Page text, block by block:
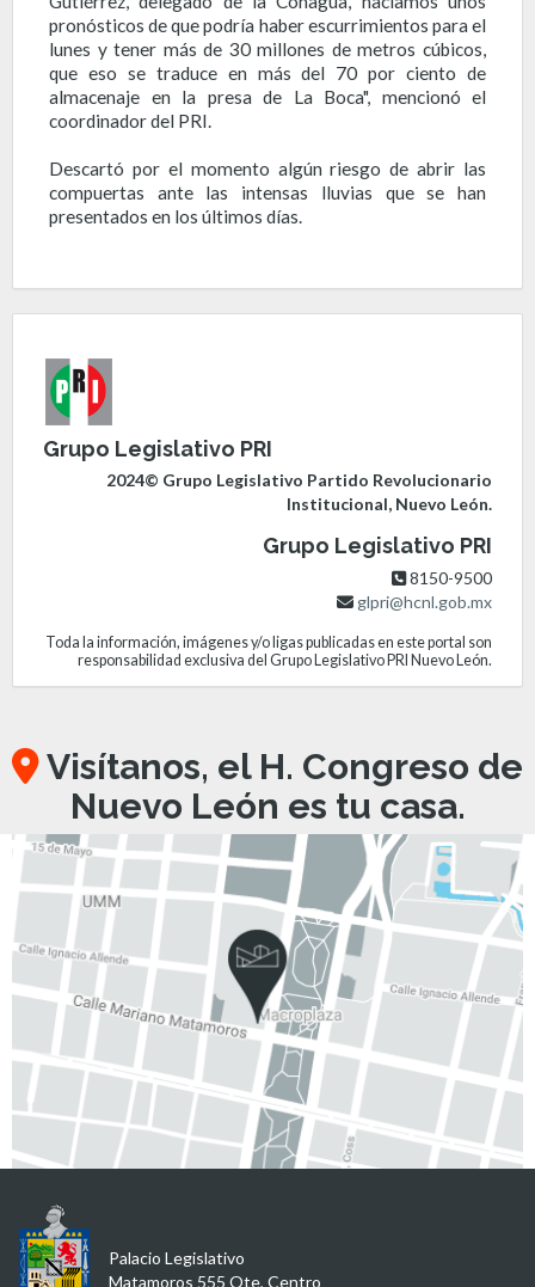
pronósticos de que podría haber escurrimientos para el
lunes y tener más de 30 millones de metros cúbicos,
que eso se traduce en más del 70 por ciento de
almacenaje en la presa de La Boca", mencionó el
coordinador del PRI.
Descartó por el momento algún riesgo de abrir las
compuertas ante las intensas lluvias que se han
presentados en los últimos días.
Grupo Legislativo PRI
2024© Grupo Legislativo Partido Revolucionario
Institucional, Nuevo León.
Grupo Legislativo PRI
8150-9500
glpri@hcnl.gob.mx
Toda la información, imágenes y/o ligas publicadas en este portal son
responsabilidad exclusiva del Grupo Legislativo PRI Nuevo León.
Visítanos, el H. Congreso de
Nuevo León es tu casa.
Palacio Legislativo
Matamoros 555 Ote, Centro